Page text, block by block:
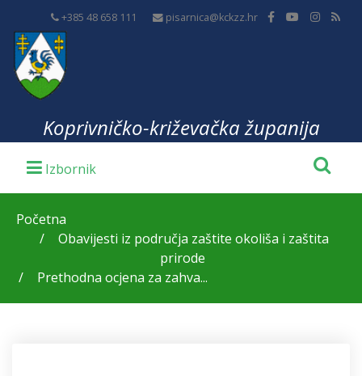
+385 48 658 111 pisarnica@kckzz.hr
Koprivničko-križevačka županija
Početna
Obavijesti iz područja zaštite okoliša i zaštita
prirode
Prethodna ocjena za zahva...